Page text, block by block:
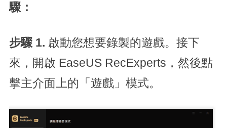
驟：
步驟 1. 啟動您想要錄製的遊戲。接下
來，開啟 EaseUS RecExperts，然後點
擊主介面上的「遊戲」模式。